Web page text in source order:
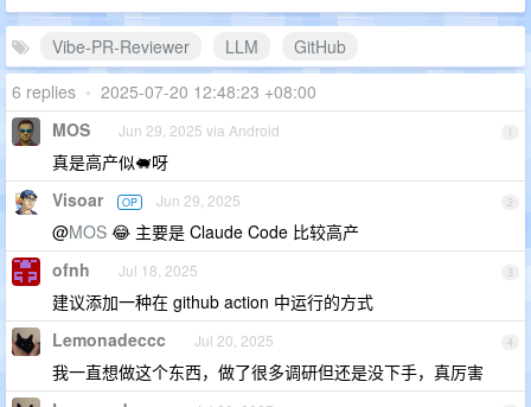
Vibe-PR-Reviewer LLM
GitHub
6 replies • 2025-07-20 12:48:23 +08:00
1
MOS Jun 29, 2025 via Android
真是高产似🐖呀
2
Visoar OP Jun 29, 2025
@MOS 😂 主要是 Claude Code 比较高产
3
ofnh Jul 18, 2025
建议添加一种在 github action 中运行的方式
4
Lemonadeccc Jul 20, 2025
我一直想做这个东西，做了很多调研但还是没下手，真厉害